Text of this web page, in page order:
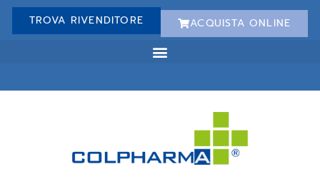
TROVA RIVENDITORE ACQUISTA ONLINE